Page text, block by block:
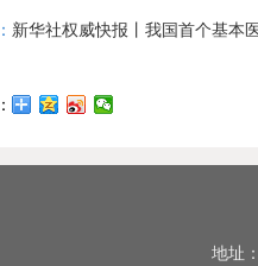
新华社权威快报丨我国首个基本
地址